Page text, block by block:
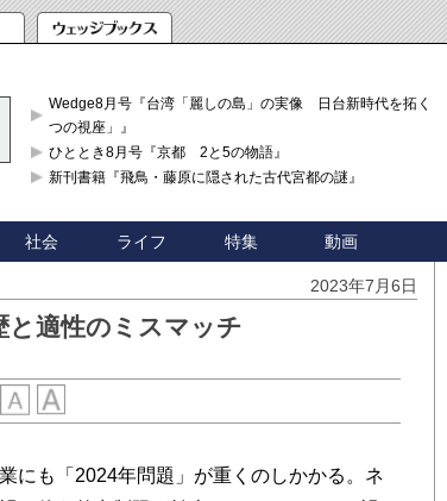
Wedge8月号『台湾「麗しの島」の実像 日台新時代を拓く「3
つの視座」』
ひととき8月号『京都 2と5の物語』
新刊書籍『飛鳥・藤原に隠された古代宮都の謎』
社会 ライフ 特集 動画
2023年7月6日
と適性のミスマッチ
にも「2024年問題」が重くのしかかる。ネ